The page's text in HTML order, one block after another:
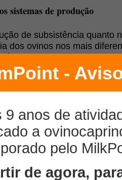
sistemas de produção
de subsistência quanto
dos ovinos nos mais
seja como fonte
de renda de um pequeno
que uma grande produção
rotacionado
depende das pastagens,
para o crescimento e
importante quando o
que, em pastejo, os animais